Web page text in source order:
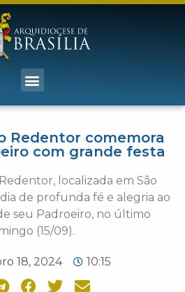
Redentor comemora
com grande festa
localizada em São
de profunda fé e alegria ao
seu Padroeiro, no último
(15/09).
18, 2024 10:15